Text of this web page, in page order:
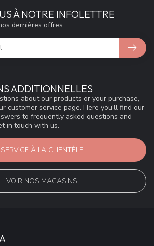
ADDITIONNELLES
about our products or your purchase,
customer service page. Here you'll find our
to frequently asked questions and
in touch with us.
SERVICE À LA CLIENTÈLE
VOIR NOS MAGASINS
À NOTRE INFOLETTRE
dernières offres